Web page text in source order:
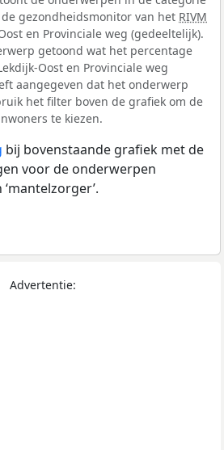
de gezondheidsmonitor van het RIVM
en Provinciale weg (gedeeltelijk).
getoond wat het percentage
Oost en Provinciale weg
aangegeven dat het onderwerp
het filter boven de grafiek om de
te kiezen.
bij bovenstaande grafiek met de
voor de onderwerpen
Advertentie: